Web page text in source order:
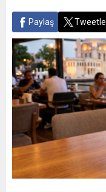
Paylaş Tweetle